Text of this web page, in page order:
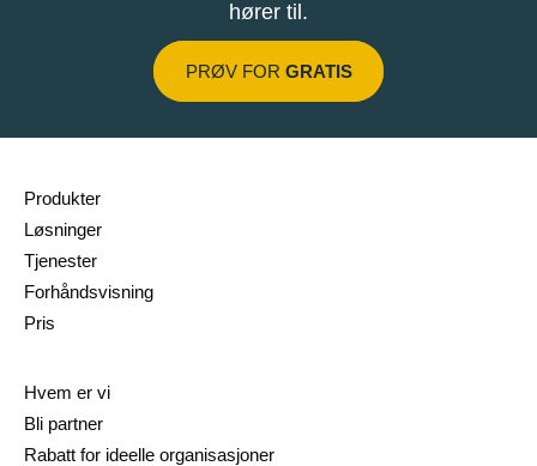
hører til.
PRØV FOR GRATIS
Produkter
Løsninger
Tjenester
Forhåndsvisning
Pris
Hvem er vi
Bli partner
Rabatt for ideelle organisasjoner